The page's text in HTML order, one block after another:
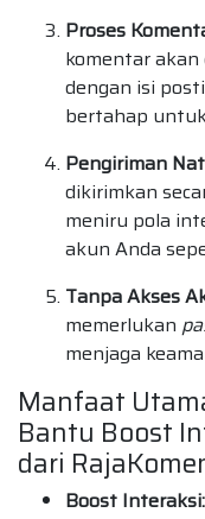
Proses
komentar akan
dengan isi
bertahap
Pengiriman
dikirimkan
meniru pola
akun Anda
Tanpa Akses
memerlukan
menjaga
Manfaat
Bantu Boost
dari
Boost Interaksi: